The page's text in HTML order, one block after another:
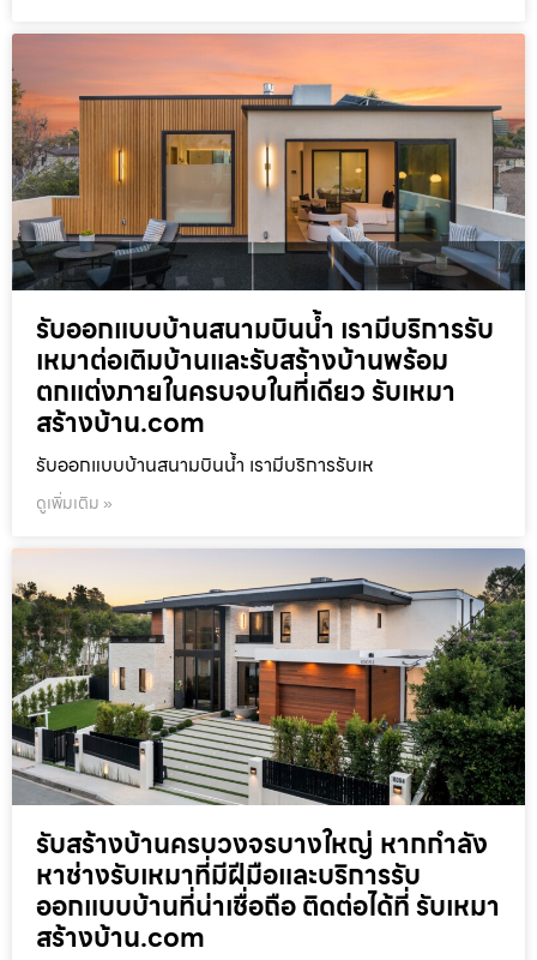
รับออกแบบบ้านสนามบินน้ำ เรามีบริการรับ
เหมาต่อเติมบ้านและรับสร้างบ้านพร้อม
ตกแต่งภายในครบจบในที่เดียว รับเหมา
สร้างบ้าน.com
รับออกแบบบ้านสนามบินน้ำ เรามีบริการรับเห
ดูเพิ่มเติม »
รับสร้างบ้านครบวงจรบางใหญ่ หากกำลัง
หาช่างรับเหมาที่มีฝีมือและบริการรับ
ออกแบบบ้านที่น่าเชื่อถือ ติดต่อได้ที่ รับเหมา
สร้างบ้าน.com